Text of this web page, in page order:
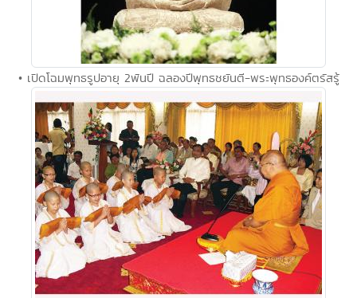
• เปิดโฉมพุทธรูปอายุ 2พันปี ฉลองปีพุทธชยันตี-พระพุทธองค์ตรัสรู้